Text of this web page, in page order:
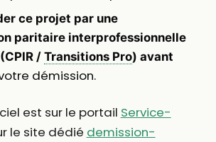
ce projet par une
paritaire interprofessionnelle
/ Transitions Pro) avant
démission.
est sur le portail Service-
le site dédié demission-